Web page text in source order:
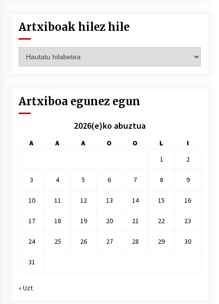
Artxiboak hilez hile
hilez
Artxiboa egunez egun
2026(e)ko abuztua
A A A O O L
I
1
2
3 4 5 6 7 8 9
10 11 12 13 14 15 16
17 18 19 20 21 22 23
24 25 26 27 28 29 30
31
« Uzt